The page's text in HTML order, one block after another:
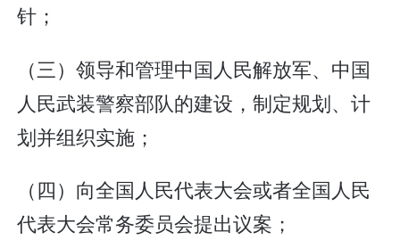
针；
（三）领导和管理中国人民解放军、中国
人民武装警察部队的建设，制定规划、计
划并组织实施；
（四）向全国人民代表大会或者全国人民
代表大会常务委员会提出议案；